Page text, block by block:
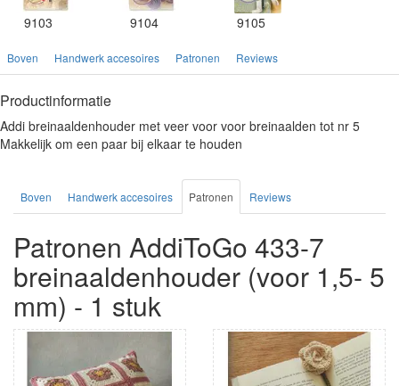
9103 9104 9105
Boven Handwerk accesoires Patronen Reviews
Productinformatie
Addi breinaaldenhouder met veer voor voor breinaalden tot nr 5
Makkelijk om een paar bij elkaar te houden
Boven Handwerk accesoires Patronen Reviews
Patronen AddiToGo 433-7
breinaaldenhouder (voor 1,5- 5
mm) - 1 stuk